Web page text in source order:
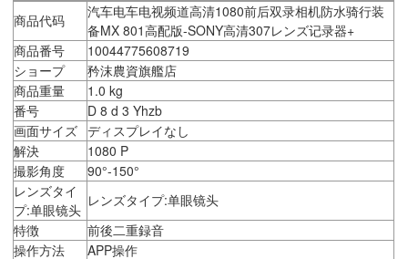
商品代码
汽车电车电视频道高清1080前后双录相机防水骑行装
备MX 801高配版-SONY高清307レンズ记录器+
商品番号
10044775608719
ショープ
矜沫農資旗艦店
商品重量
1.0 kg
番号
D 8 d 3 Yhzb
画面サイズ ディスプレイなし
解決
1080 P
撮影角度
90°-150°
レンズタイ
プ:单眼镜头
レンズタイプ:单眼镜头
特徴
前後二重録音
操作方法
APP操作